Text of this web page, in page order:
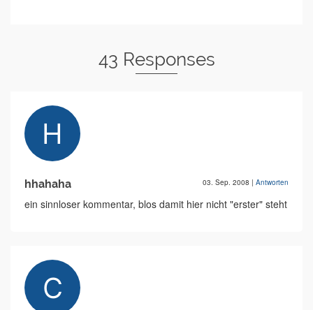
43 Responses
hhahaha 03. Sep. 2008 | Antworten
ein sinnloser kommentar, blos damit hier nicht "erster" steht